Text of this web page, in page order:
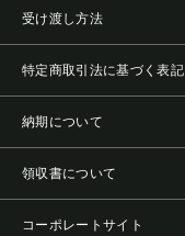
受け渡し方法
特定商取引法に基づく表記
納期について
領収書について
コーポレートサイト